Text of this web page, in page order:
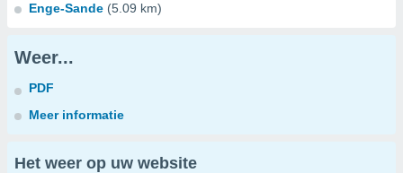
Enge-Sande (5.09 km)
Weer...
PDF
Meer informatie
Het weer op uw website